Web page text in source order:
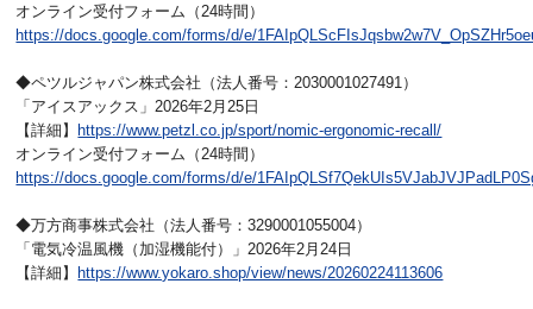
オンライン受付フォーム（24時間）
https://docs.google.com/forms/d/e/
◆ペツルジャパン株式会社（法人番号：2030001027491）
「アイスアックス」2026年2月25日
【詳細】https://www.petzl.co.jp/sport/nomic-ergonomic-recall/
オンライン受付フォーム（24時間）
https://docs.google.com/forms/d/e/
◆万方商事株式会社（法人番号：3290001055004）
「電気冷温風機（加湿機能付）」2026年2月24日
【詳細】https://www.yokaro.shop/view/news/20260224113606